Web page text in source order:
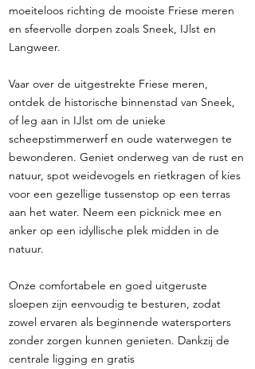
moeiteloos richting de mooiste Friese meren
en sfeervolle dorpen zoals Sneek, IJlst en
Langweer.
Vaar over de uitgestrekte Friese meren,
ontdek de historische binnenstad van Sneek,
of leg aan in IJlst om de unieke
scheepstimmerwerf en oude waterwegen te
bewonderen. Geniet onderweg van de rust en
natuur, spot weidevogels en rietkragen of kies
voor een gezellige tussenstop op een terras
aan het water. Neem een picknick mee en
anker op een idyllische plek midden in de
natuur.
Onze comfortabele en goed uitgeruste
sloepen zijn eenvoudig te besturen, zodat
zowel ervaren als beginnende watersporters
zonder zorgen kunnen genieten. Dankzij de
centrale ligging en gratis